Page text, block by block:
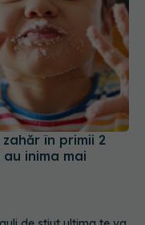
zahăr în primii 2
au inima mai